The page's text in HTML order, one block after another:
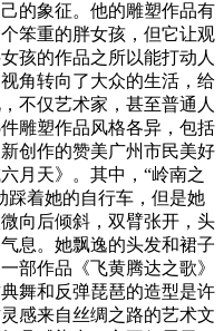
的象征。他的雕塑作品有
笨重的胖女孩，但它让观
孩的作品之所以能打动人
角转向了大众的生活，给
不仅艺术家，甚至普通人
雕塑作品风格各异，包括
创作的赞美广州市民美好
月天》。其中，“岭南之
踩着她的自行车，但是她
向后倾斜，双臂张开，头
息。她飘逸的头发和裙子
部作品《飞黄腾达之歌》
舞和反弹琵琶的造型是许
感来自丝绸之路的艺术文